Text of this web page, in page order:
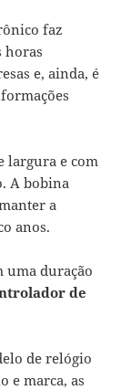
faz
horas
e, ainda, é
largura e com
A bobina
a
anos.
uma duração
de
de relógio
e marca, as